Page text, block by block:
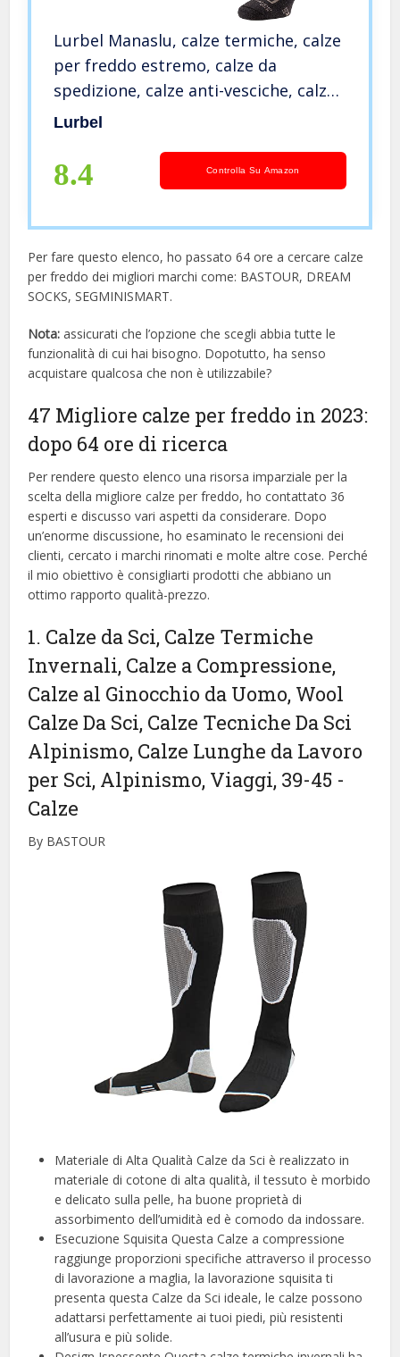
Lurbel Manaslu, calze termiche, calze
per freddo estremo, calze da
spedizione, calze anti-vesciche, calze
in lana, calze anti-odore, calze senza
Lurbel
8.4 Controlla Su Amazon
Per fare questo elenco, ho passato 64 ore a cercare calze
per freddo dei migliori marchi come: BASTOUR, DREAM
SOCKS, SEGMINISMART.
Nota: assicurati che l’opzione che scegli abbia tutte le
funzionalità di cui hai bisogno. Dopotutto, ha senso
acquistare qualcosa che non è utilizzabile?
47 Migliore calze per freddo in 2023:
dopo 64 ore di ricerca
Per rendere questo elenco una risorsa imparziale per la
scelta della migliore calze per freddo, ​​ho contattato 36
esperti e discusso vari aspetti da considerare. Dopo
un’enorme discussione, ho esaminato le recensioni dei
clienti, cercato i marchi rinomati e molte altre cose. Perché
il mio obiettivo è consigliarti prodotti che abbiano un
ottimo rapporto qualità-prezzo.
1. Calze da Sci, Calze Termiche
Invernali, Calze a Compressione,
Calze al Ginocchio da Uomo, Wool
Calze Da Sci, Calze Tecniche Da Sci
Alpinismo, Calze Lunghe da Lavoro
per Sci, Alpinismo, Viaggi, 39-45 -
Calze
By BASTOUR
Materiale di Alta Qualità Calze da Sci è realizzato in
materiale di cotone di alta qualità, il tessuto è morbido
e delicato sulla pelle, ha buone proprietà di
assorbimento dell’umidità ed è comodo da indossare.
Esecuzione Squisita Questa Calze a compressione
raggiunge proporzioni specifiche attraverso il processo
di lavorazione a maglia, la lavorazione squisita ti
presenta questa Calze da Sci ideale, le calze possono
adattarsi perfettamente ai tuoi piedi, più resistenti
all’usura e più solide.